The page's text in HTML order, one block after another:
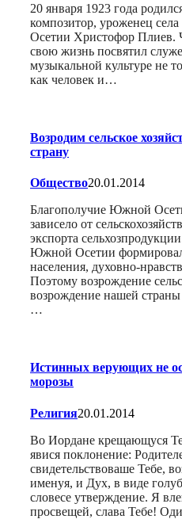
20 января 1923 года
композитор, уроженец
Осетии Христофор Плиев.
свою жизнь посвятил
музыкальной культуре не
как человек и…
Возродим сельское
страну
Общество20.01.2014
Благополучие Южной
зависело от
экспорта
Южной Осетии
населения, духовно-
Поэтому возрождение
возрождение нашей
…
Истинных верующих не
морозы
Религия20.01.2014
Во Иордане крещающуся
явися поклонение:
свидетельствоваше Тебе,
именуя, и Дух, в виде
словесе утверждение. Я
просвещей, слава Тебе!